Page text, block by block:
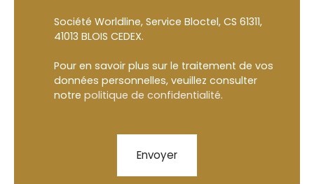
Société Worldline, Service Bloctel, CS 61311,
41013 BLOIS CEDEX.
Pour en savoir plus sur le traitement de vos
données personnelles, veuillez consulter
notre politique de confidentialité.
Envoyer